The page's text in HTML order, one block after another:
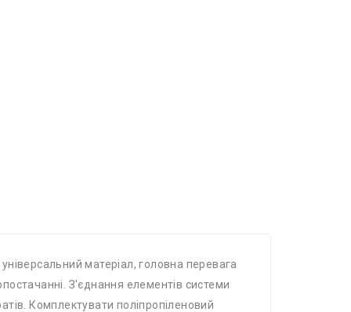
матеріал, головна перевага
З'єднання елементів системи
Комплектувати поліпропіленовий